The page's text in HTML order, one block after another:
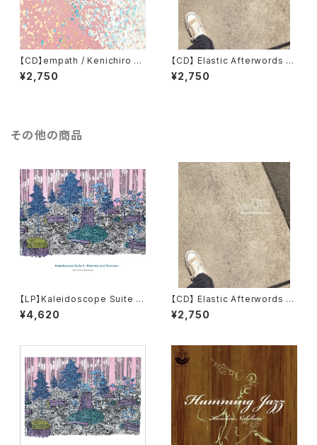
【CD】empath / Kenichiro Ni
shihara
¥2,750
【CD】 Elastic Afterwords /
Kenichiro Nishihara
¥2,750
その他の商品
【LP】Kaleidoscope Suite 2
/ Kenichiro Nishihara
¥4,620
【CD】 Elastic Afterwords /
Kenichiro Nishihara
¥2,750